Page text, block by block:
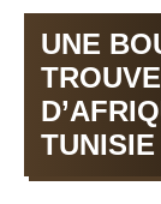
UNE